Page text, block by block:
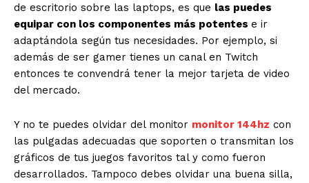
de escritorio sobre las laptops, es que las puedes
equipar con los componentes más potentes e ir
adaptándola según tus necesidades. Por ejemplo, si
además de ser gamer tienes un canal en Twitch
entonces te convendrá tener la mejor tarjeta de video
del mercado.
Y no te puedes olvidar del monitor monitor 144hz con
las pulgadas adecuadas que soporten o transmitan los
gráficos de tus juegos favoritos tal y como fueron
desarrollados. Tampoco debes olvidar una buena silla,